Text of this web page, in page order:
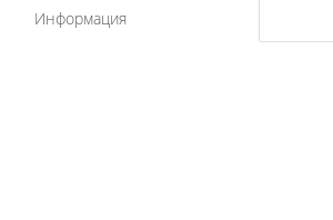
Информация